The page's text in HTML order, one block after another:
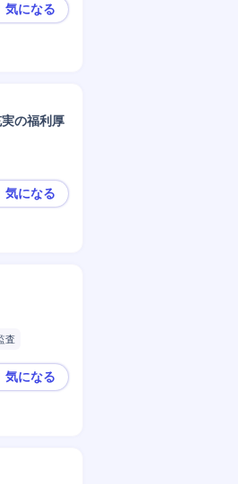
群馬県太田市【リサイクルトナ
気になる
の福利厚
🟧世界的化粧品メーカーの生産
気になる
査
【関ケ原町】品質管理 部長候補
気になる